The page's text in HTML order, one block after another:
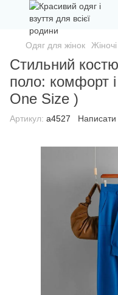
Одяг для жінок
Стильний
поло: комфорт
One Size )
Артикул: а4527 Написати